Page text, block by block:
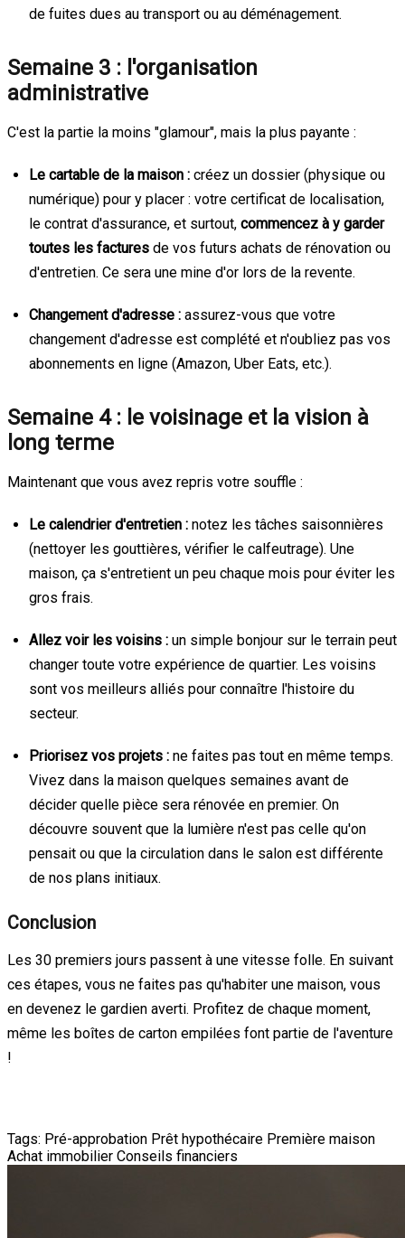
de fuites dues au transport ou au déménagement.
Semaine 3 : l'organisation
administrative
C'est la partie la moins "glamour", mais la plus payante :
Le cartable de la maison : créez un dossier (physique ou
numérique) pour y placer : votre certificat de localisation,
le contrat d'assurance, et surtout, commencez à y garder
toutes les factures de vos futurs achats de rénovation ou
d'entretien. Ce sera une mine d'or lors de la revente.
Changement d'adresse : assurez-vous que votre
changement d'adresse est complété et n'oubliez pas vos
abonnements en ligne (Amazon, Uber Eats, etc.).
Semaine 4 : le voisinage et la vision à
long terme
Maintenant que vous avez repris votre souffle :
Le calendrier d'entretien : notez les tâches saisonnières
(nettoyer les gouttières, vérifier le calfeutrage). Une
maison, ça s'entretient un peu chaque mois pour éviter les
gros frais.
Allez voir les voisins : un simple bonjour sur le terrain peut
changer toute votre expérience de quartier. Les voisins
sont vos meilleurs alliés pour connaître l'histoire du
secteur.
Priorisez vos projets : ne faites pas tout en même temps.
Vivez dans la maison quelques semaines avant de
décider quelle pièce sera rénovée en premier. On
découvre souvent que la lumière n'est pas celle qu'on
pensait ou que la circulation dans le salon est différente
de nos plans initiaux.
Conclusion
Les 30 premiers jours passent à une vitesse folle. En suivant
ces étapes, vous ne faites pas qu'habiter une maison, vous
en devenez le gardien averti. Profitez de chaque moment,
même les boîtes de carton empilées font partie de l'aventure
!
Tags: Pré-approbation Prêt hypothécaire Première maison
Achat immobilier Conseils financiers